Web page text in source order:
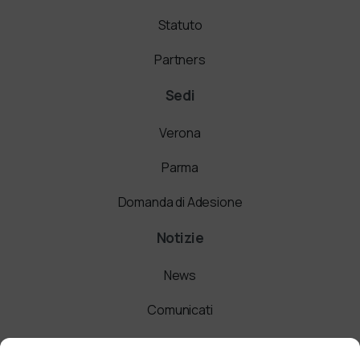
Statuto
Partners
Sedi
Verona
Parma
Domanda di Adesione
Notizie
News
Comunicati